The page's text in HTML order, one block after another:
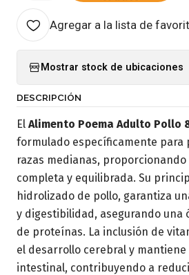
Agregar a la lista de
Mostrar stock de ubicaciones
DESCRIPCIÓN
El Alimento Poema Adulto Pollo
formulado específicamente para
razas medianas,
completa y equilibrada. Su
hidrolizado de pollo, garantiza
y digestibilidad, asegurando una
de proteínas. La inclusión de
el desarrollo cerebral y mantiene
intestinal, contribuyendo a